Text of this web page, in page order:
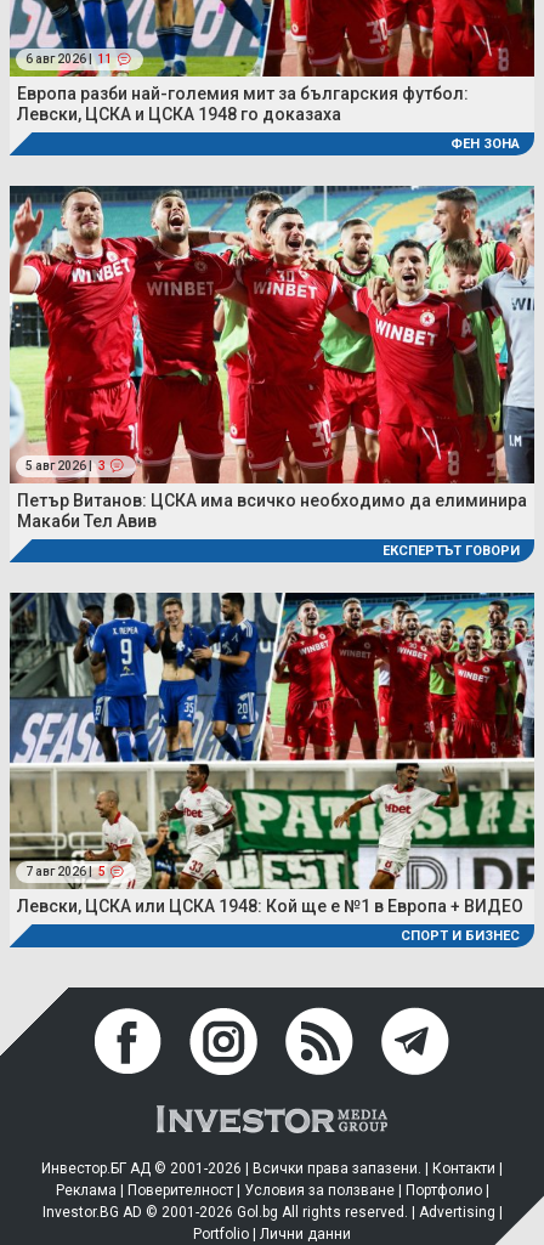
6 авг 2026 | 11
Европа разби най-големия мит за българския футбол:
Левски, ЦСКА и ЦСКА 1948 го доказаха
ФЕН ЗОНА
5 авг 2026 | 3
Петър Витанов: ЦСКА има всичко необходимо да елиминира
Макаби Тел Авив
ЕКСПЕРТЪТ ГОВОРИ
7 авг 2026 | 5
Левски, ЦСКА или ЦСКА 1948: Кой ще е №1 в Европа + ВИДЕО
СПОРТ И БИЗНЕС
Инвестор.БГ АД © 2001-2026 | Всички права запазени. | Контакти
Реклама
Поверителност| Условия за ползване| Портфолио|
Investor.BG AD © 2001-2026 Gol.bg All rights reserved. | Advertising
Portfolio
Лични данни